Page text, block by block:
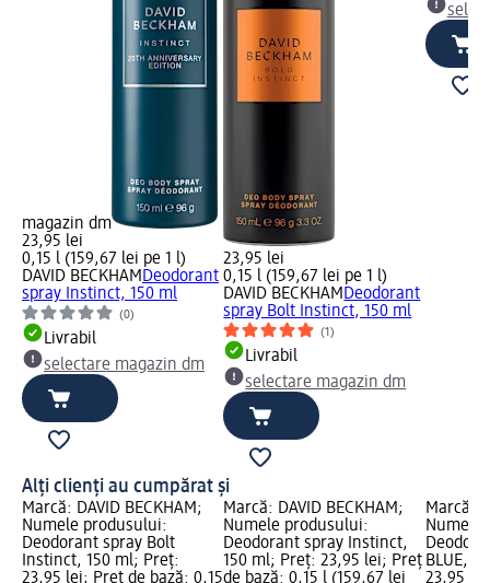
magazin dm
23,95 lei
0,15 l (159,67 lei pe 1 l)
DAVID BECKHAMDeodorant
spray Instinct, 150 ml
(0)
Livrabil
selectare magazin dm
23,95 lei
0,15 l (159,67 lei pe 1 l)
DAVID BECKHAMDeodorant
spray Bolt Instinct, 150 ml
(1)
Livrabil
selectare magazin dm
Alți clienți au cumpărat și
Marcă: DAVID BECKHAM;
Numele produsului:
Deodorant spray Bolt
Instinct, 150 ml; Preț:
23,95 lei; Preț de bază: 0,15
Marcă: DAVID BECKHAM;
Numele produsului:
Deodorant spray Instinct,
150 ml; Preț: 23,95 lei; Preț
de bază: 0,15 l (159,67 lei
Marcă:
Numele
BLUE,
23,95